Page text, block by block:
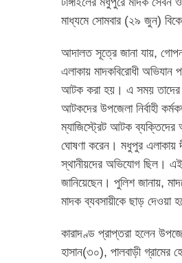
মাধ্যমে সোমবার (২৯ জুন)
আদালত সূত্রে জানা যায়, গোপন
এলাকায় মাদকবিরোধী অভিযান
আটক করা হয়। এ সময় তাদের
আটকদের উপজেলা নির্বাহী
ম্যাজিস্ট্রেট আটক ব্যক্তিদের
ঘোষণা করেন। মধুপুর এলাকায়
স্থানীয়দের অভিযোগ ছিল। এই
জানিয়েছেন। পুলিশ জানায়,
মাদক ব্যবসায়ীকে ছাড় দেওয়া
কারাদণ্ড প্রাপ্তরা হলেন
হাসান(৩০), পালবাড়ী